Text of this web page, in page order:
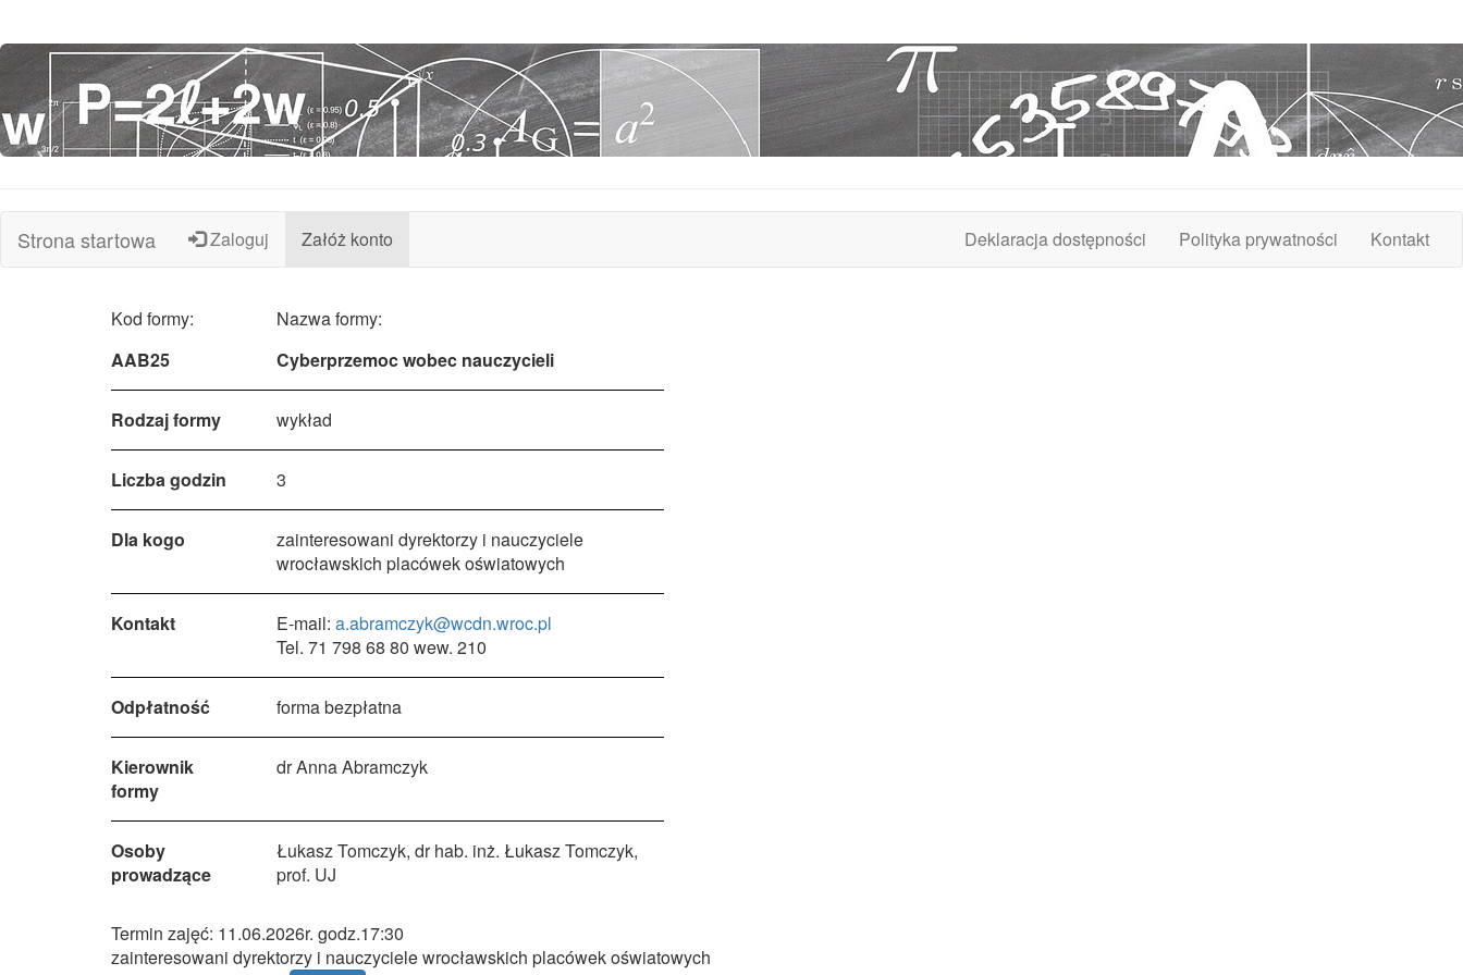
Strona startowa Zaloguj Załóż konto Kontakt
Deklaracja dostępności Polityka prywatności
Kod formy:
AAB25
Nazwa formy:
Cyberprzemoc wobec nauczycieli
Rodzaj formy wykład
Liczba godzin 3
Dla kogo
zainteresowani dyrektorzy i nauczyciele
wrocławskich placówek oświatowych
Kontakt E-mail: a.abramczyk@wcdn.wroc.pl
Tel. 71 798 68 80 wew. 210
Odpłatność forma bezpłatna
Kierownik
formy
dr Anna Abramczyk
Osoby
prowadzące
Łukasz Tomczyk, dr hab. inż. Łukasz Tomczyk,
prof. UJ
Termin zajęć: 11.06.2026r. godz.17:30
zainteresowani dyrektorzy i nauczyciele wrocławskich placówek oświatowych